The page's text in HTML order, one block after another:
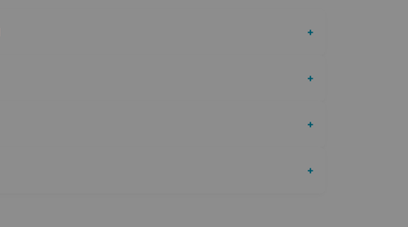
+
+
+
+